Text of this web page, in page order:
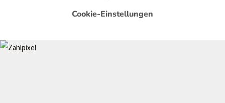
Cookie-Einstellungen